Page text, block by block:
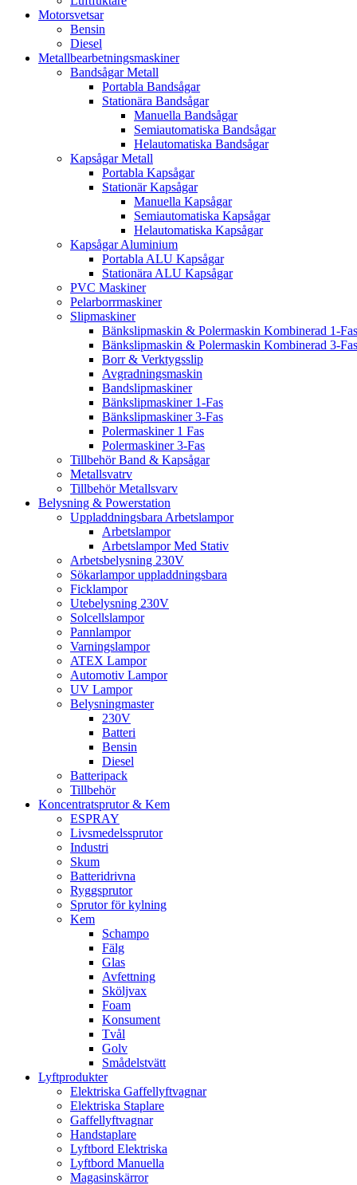
Motorsvetsar
Bensin
Diesel
Metallbearbetningsmaskiner
Bandsågar Metall
Portabla Bandsågar
Stationära Bandsågar
Manuella Bandsågar
Semiautomatiska Bandsågar
Helautomatiska Bandsågar
Kapsågar Metall
Portabla Kapsågar
Stationär Kapsågar
Manuella Kapsågar
Semiautomatiska Kapsågar
Helautomatiska Kapsågar
Kapsågar Aluminium
Portabla ALU Kapsågar
Stationära ALU Kapsågar
PVC Maskiner
Pelarborrmaskiner
Slipmaskiner
Bänkslipmaskin & Polermaskin Kombinerad 1-Fas
Bänkslipmaskin & Polermaskin Kombinerad 3-Fas
Borr & Verktygsslip
Avgradningsmaskin
Bandslipmaskiner
Bänkslipmaskiner 1-Fas
Bänkslipmaskiner 3-Fas
Polermaskiner 1 Fas
Polermaskiner 3-Fas
Tillbehör Band & Kapsågar
Metallsvatrv
Tillbehör Metallsvarv
Belysning & Powerstation
Uppladdningsbara Arbetslampor
Arbetslampor
Arbetslampor Med Stativ
Arbetsbelysning 230V
Sökarlampor uppladdningsbara
Ficklampor
Utebelysning 230V
Solcellslampor
Pannlampor
Varningslampor
ATEX Lampor
Automotiv Lampor
UV Lampor
Belysningmaster
230V
Batteri
Bensin
Diesel
Batteripack
Tillbehör
Koncentratsprutor & Kem
ESPRAY
Livsmedelssprutor
Industri
Skum
Batteridrivna
Ryggsprutor
Sprutor för kylning
Kem
Schampo
Fälg
Glas
Avfettning
Sköljvax
Foam
Konsument
Tvål
Golv
Smådelstvätt
Lyftprodukter
Elektriska Gaffellyftvagnar
Elektriska Staplare
Gaffellyftvagnar
Handstaplare
Lyftbord Elektriska
Lyftbord Manuella
Magasinskärror